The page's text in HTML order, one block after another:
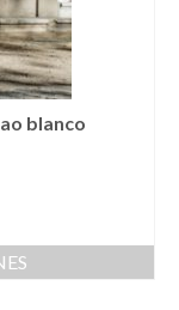
SEARCH
blanco